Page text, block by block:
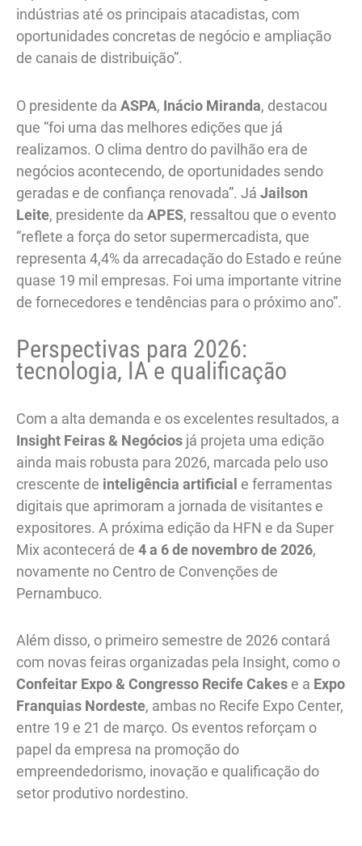
indústrias até os principais atacadistas, com
oportunidades concretas de negócio e ampliação
de canais de distribuição”.
O presidente da ASPA, Inácio Miranda, destacou
que “foi uma das melhores edições que já
realizamos. O clima dentro do pavilhão era de
negócios acontecendo, de oportunidades sendo
geradas e de confiança renovada”. Já Jailson
Leite, presidente da APES, ressaltou que o evento
“reflete a força do setor supermercadista, que
representa 4,4% da arrecadação do Estado e reúne
quase 19 mil empresas. Foi uma importante vitrine
de fornecedores e tendências para o próximo ano”.
Perspectivas para 2026:
tecnologia, IA e qualificação
Com a alta demanda e os excelentes resultados, a
Insight Feiras & Negócios já projeta uma edição
ainda mais robusta para 2026, marcada pelo uso
crescente de inteligência artificial e ferramentas
digitais que aprimoram a jornada de visitantes e
expositores. A próxima edição da HFN e da Super
Mix acontecerá de 4 a 6 de novembro de 2026,
novamente no Centro de Convenções de
Pernambuco.
Além disso, o primeiro semestre de 2026 contará
com novas feiras organizadas pela Insight, como o
Confeitar Expo & Congresso Recife Cakes e a Expo
Franquias Nordeste, ambas no Recife Expo Center,
entre 19 e 21 de março. Os eventos reforçam o
papel da empresa na promoção do
empreendedorismo, inovação e qualificação do
setor produtivo nordestino.